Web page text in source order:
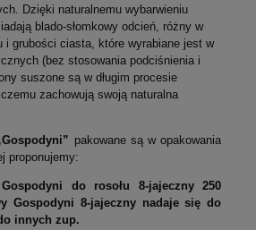
Dzięki naturalnemu wybarwieniu
blado-słomkowy odcień, różny w
i grubości ciasta, które wyrabiane jest w
(bez stosowania podciśnienia i
suszone są w długim procesie
zachowują swoją naturalna
pakowane są w opakowania
proponujemy:
do rosołu 8-jajeczny 250
Gospodyni 8-jajeczny nadaje się do
innych zup.